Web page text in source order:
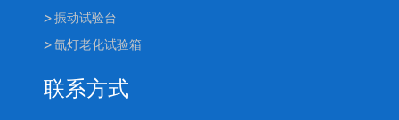
振动试验台
氙灯老化试验箱
联系方式